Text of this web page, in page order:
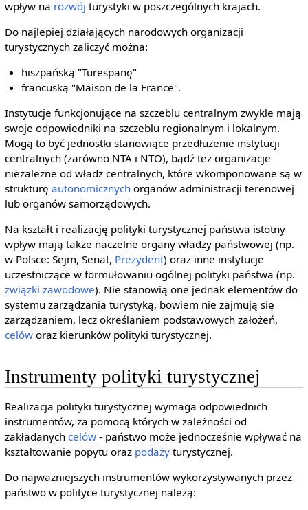
wpływ na rozwój turystyki w poszczególnych krajach.
Do najlepiej działających narodowych organizacji
turystycznych zaliczyć można:
hiszpańską "Turespanę"
francuską "Maison de la France".
Instytucje funkcjonujące na szczeblu centralnym zwykle mają
swoje odpowiedniki na szczeblu regionalnym i lokalnym.
Mogą to być jednostki stanowiące przedłużenie instytucji
centralnych (zarówno NTA i NTO), bądź też organizacje
niezależne od władz centralnych, które wkomponowane są w
strukturę autonomicznychorganów administracji terenowej
lub organów samorządowych.
Na kształt i realizację polityki turystycznej państwa istotny
wpływ mają także naczelne organy władzy państwowej (np.
w Polsce: Sejm, Senat, Prezydent) oraz inne instytucje
uczestniczące w formułowaniu ogólnej polityki państwa (np.
związki zawodowe). Nie stanowią one jednak elementów do
systemu zarządzania turystyką, bowiem nie zajmują się
zarządzaniem, lecz określaniem podstawowych założeń,
celóworaz kierunków polityki turystycznej.
Instrumenty polityki turystycznej
Realizacja polityki turystycznej wymaga odpowiednich
instrumentów, za pomocą których w zależności od
zakładanych celów- państwo może jednocześnie wpływać na
kształtowanie popytu oraz podażyturystycznej.
Do najważniejszych instrumentów wykorzystywanych przez
państwo w polityce turystycznej należą: